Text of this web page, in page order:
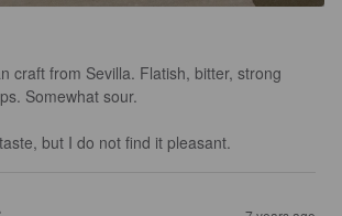
craft from Sevilla. Flatish, bitter, strong
Somewhat sour.
but I do not find it pleasant.